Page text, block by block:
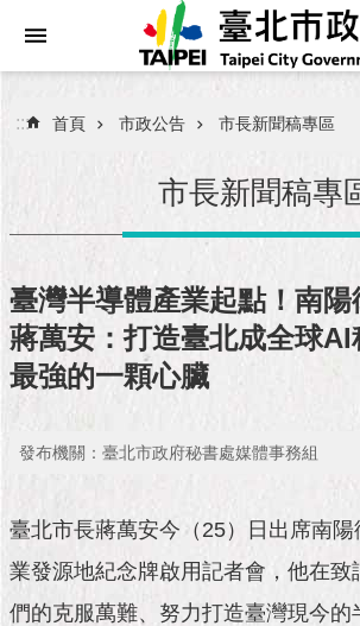
進
搜
民
服
務
市
團
市
政
公
告
::: 首頁 市政公告 市長新聞稿專區
市長新聞稿專
臺灣半導體產業起點！南
蔣萬安：打造臺北成全球AI
最強的一顆心臟
發布機關：臺北市政府秘書處媒體事務組
臺北市長蔣萬安今（25）日出席南
業發源地紀念牌啟用記者會，他在致
們的克服萬難、努力打造臺灣現今的